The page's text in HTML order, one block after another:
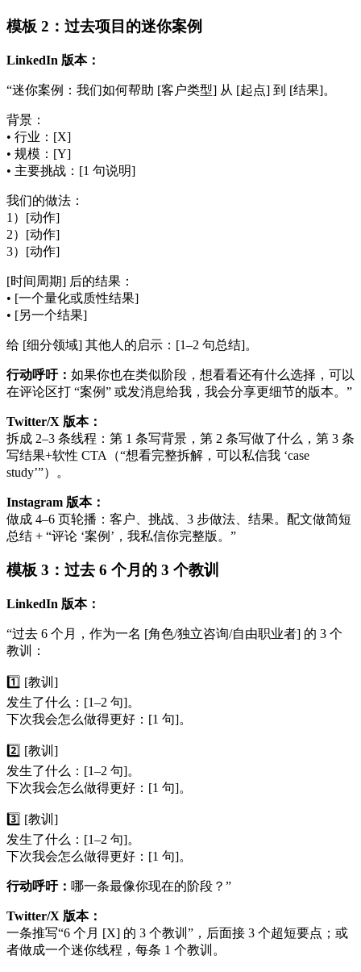
模板 2：过去项目的迷你案例
LinkedIn 版本：
“迷你案例：我们如何帮助 [客户类型] 从 [起点] 到 [结果]。
背景：
• 行业：[X]
• 规模：[Y]
• 主要挑战：[1 句说明]
我们的做法：
1）[动作]
2）[动作]
3）[动作]
[时间周期] 后的结果：
• [一个量化或质性结果]
• [另一个结果]
给 [细分领域] 其他人的启示：[1–2 句总结]。
行动呼吁： 如果你也在类似阶段，想看看还有什么选择，可以
在评论区打 “案例” 或发消息给我，我会分享更细节的版本。”
Twitter/X 版本：
拆成 2–3 条线程：第 1 条写背景，第 2 条写做了什么，第 3 条
写结果+软性 CTA（“想看完整拆解，可以私信我 ‘case
study’”）。
Instagram 版本：
做成 4–6 页轮播：客户、挑战、3 步做法、结果。配文做简短
总结 + “评论 ‘案例’，我私信你完整版。”
模板 3：过去 6 个月的 3 个教训
LinkedIn 版本：
“过去 6 个月，作为一名 [角色/独立咨询/自由职业者] 的 3 个
教训：
1️⃣ [教训]
发生了什么：[1–2 句]。
下次我会怎么做得更好：[1 句]。
2️⃣ [教训]
发生了什么：[1–2 句]。
下次我会怎么做得更好：[1 句]。
3️⃣ [教训]
发生了什么：[1–2 句]。
下次我会怎么做得更好：[1 句]。
行动呼吁： 哪一条最像你现在的阶段？”
Twitter/X 版本：
一条推写“6 个月 [X] 的 3 个教训”，后面接 3 个超短要点；或
者做成一个迷你线程，每条 1 个教训。